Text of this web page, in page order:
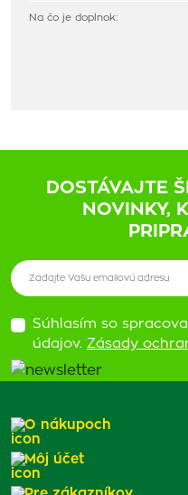
Na čo je doplnok:
DOSTÁVAJTE
NOVINKY,
Súhlasím so
údajov. Zásady
O nákupoch
Môj účet